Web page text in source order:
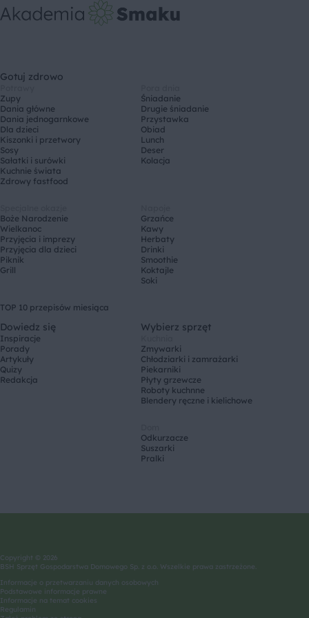
Gotuj zdrowo
Zupy
Dania główne
Dania jednogarnkowe
Dla dzieci
Kiszonki i przetwory
Sosy
Sałatki i surówki
Kuchnie świata
Zdrowy fastfood
Śniadanie
Drugie śniadanie
Przystawka
Obiad
Lunch
Deser
Kolacja
Boże Narodzenie
Wielkanoc
Przyjęcia i imprezy
Przyjęcia dla dzieci
Piknik
Grill
Grzańce
Kawy
Herbaty
Drinki
Smoothie
Koktajle
Soki
TOP 10 przepisów miesiąca
Dowiedz się
Inspiracje
Porady
Artykuły
Quizy
Redakcja
Wybierz sprzęt
Zmywarki
Chłodziarki i zamrażarki
Piekarniki
Płyty grzewcze
Roboty kuchnne
Blendery ręczne i kielichowe
Odkurzacze
Suszarki
Pralki
Copyright © 2026
BSH Sprzęt Gospodarstwa Domowego Sp. z o.o. Wszelkie prawa zastrzeżone.
Informacje o przetwarzaniu danych osobowych
Podstawowe informacje prawne
Informacje na temat cookies
Regulamin